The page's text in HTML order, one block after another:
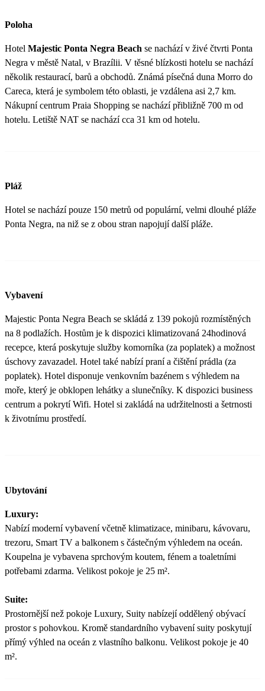
Poloha
Hotel Majestic Ponta Negra Beach se nachází v živé čtvrti Ponta
Negra v městě Natal, v Brazílii. V těsné blízkosti hotelu se nachází
několik restaurací, barů a obchodů. Známá písečná duna Morro do
Careca, která je symbolem této oblasti, je vzdálena asi 2,7 km.
Nákupní centrum Praia Shopping se nachází přibližně 700 m od
hotelu. Letiště NAT se nachází cca 31 km od hotelu.
Pláž
Hotel se nachází pouze 150 metrů od populární, velmi dlouhé pláže
Ponta Negra, na niž se z obou stran napojují další pláže.
Vybavení
Majestic Ponta Negra Beach se skládá z 139 pokojů rozmístěných
na 8 podlažích. Hostům je k dispozici klimatizovaná 24hodinová
recepce, která poskytuje služby komorníka (za poplatek) a možnost
úschovy zavazadel. Hotel také nabízí praní a čištění prádla (za
poplatek). Hotel disponuje venkovním bazénem s výhledem na
moře, který je obklopen lehátky a slunečníky. K dispozici business
centrum a pokrytí Wifi. Hotel si zakládá na udržitelnosti a šetrnosti
k životnímu prostředí.
Ubytování
Luxury:
Nabízí moderní vybavení včetně klimatizace, minibaru, kávovaru,
trezoru, Smart TV a balkonem s částečným výhledem na oceán.
Koupelna je vybavena sprchovým koutem, fénem a toaletními
potřebami zdarma. Velikost pokoje je 25 m².
Suite:
Prostornější než pokoje Luxury, Suity nabízejí oddělený obývací
prostor s pohovkou. Kromě standardního vybavení suity poskytují
přímý výhled na oceán z vlastního balkonu. Velikost pokoje je 40
m².